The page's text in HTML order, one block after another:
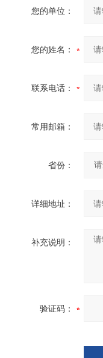
您的单位：
您的姓名：
联系电话：
常用邮箱：
省份：
详细地址：
补充说明：
验证码：